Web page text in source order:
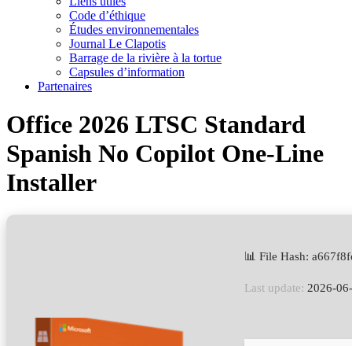
Code d’éthique
Études environnementales
Journal Le Clapotis
Barrage de la rivière à la tortue
Capsules d’information
Partenaires
Office 2026 LTSC Standard
Spanish No Copilot One-Line
Installer
📊 File Hash:
Last update: 2026-